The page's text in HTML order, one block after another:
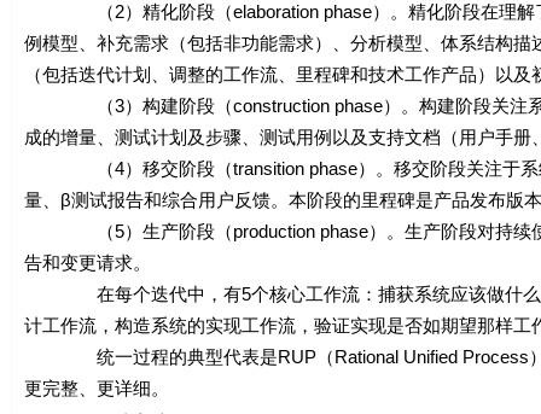
（2）精化阶段（elaboration phase）。精化阶段在理解了
例模型、补充需求（包括非功能需求）、分析模型、体系结构
（包括迭代计划、调整的工作流、里程碑和技术工作产品）以
（3）构建阶段（construction phase）。构建阶段关注系
成的增量、测试计划及步骤、测试用例以及支持文档（用户手
（4）移交阶段（transition phase）。移交阶段关注于系统
量、β测试报告和综合用户反馈。本阶段的里程碑是产品发布版
（5）生产阶段（production phase）。生产阶段对持续使
告和变更请求。
在每个迭代中，有5个核心工作流：捕获系统应该做什么的
计工作流，构造系统的实现工作流，验证实现是否如期望那样工
统一过程的典型代表是RUP（Rational Unified Process）
更完整、更详细。